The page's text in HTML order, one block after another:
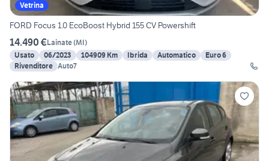
Vetrina
FORD Focus 1.0 EcoBoost Hybrid 155 CV Powershift
14.490 €Lainate(MI)
Usato
06/2023 104909 Km Ibrida Automatico
Euro 6
Rivenditore Auto7